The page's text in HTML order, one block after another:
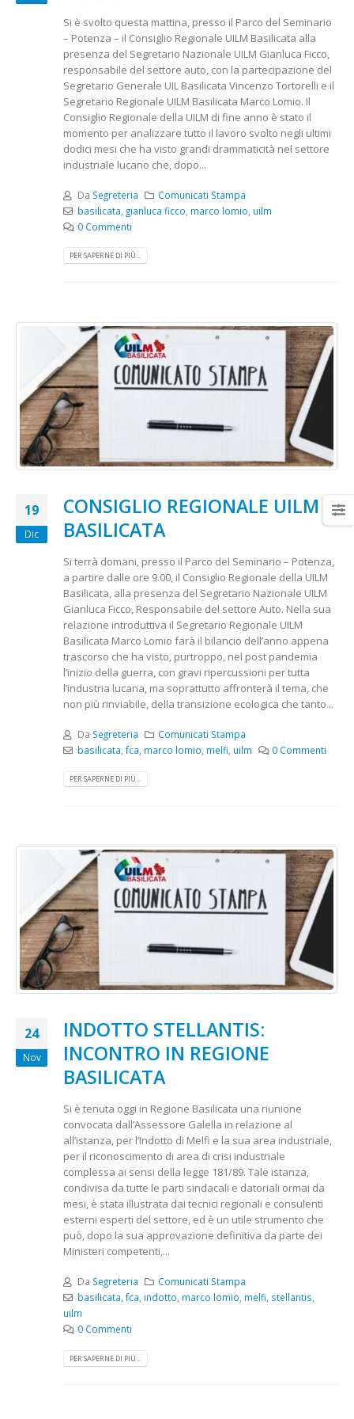
Si è svolto questa mattina, presso il Parco del Seminario
– Potenza – il Consiglio Regionale UILM Basilicata alla
presenza del Segretario Nazionale UILM Gianluca Ficco,
responsabile del settore auto, con la partecipazione del
Segretario Generale UIL Basilicata Vincenzo Tortorelli e il
Segretario Regionale UILM Basilicata Marco Lomio. Il
Consiglio Regionale della UILM di fine anno è stato il
momento per analizzare tutto il lavoro svolto negli ultimi
dodici mesi che ha visto grandi drammaticità nel settore
industriale lucano che, dopo...
Da Segreteria
Comunicati Stampa
basilicata gianluca ficco marco lomio uilm
0 Commenti
PER SAPERNE DI PIÙ...
19
Dic
CONSIGLIO REGIONALE UILM
BASILICATA
Si terrà domani, presso il Parco del Seminario – Potenza,
a partire dalle ore 9.00, il Consiglio Regionale della UILM
Basilicata, alla presenza del Segretario Nazionale UILM
Gianluca Ficco, Responsabile del settore Auto. Nella sua
relazione introduttiva il Segretario Regionale UILM
Basilicata Marco Lomio farà il bilancio dell’anno appena
trascorso che ha visto, purtroppo, nel post pandemia
l’inizio della guerra, con gravi ripercussioni per tutta
l’industria lucana, ma soprattutto affronterà il tema, che
non più rinviabile, della transizione ecologica che tanto...
Da Segreteria
Comunicati Stampa
basilicata, fca, marco lomio, melfi, uilm 0 Commenti
PER SAPERNE DI PIÙ...
24
Nov
INDOTTO STELLANTIS:
INCONTRO IN REGIONE
BASILICATA
Si è tenuta oggi in Regione Basilicata una riunione
convocata dall’Assessore Galella in relazione al
all’istanza, per l’Indotto di Melfi e la sua area industriale,
per il riconoscimento di area di crisi industriale
complessa ai sensi della legge 181/89. Tale istanza,
condivisa da tutte le parti sindacali e datoriali ormai da
mesi, è stata illustrata dai tecnici regionali e consulenti
esterni esperti del settore, ed è un utile strumento che
può, dopo la sua approvazione definitiva da parte dei
Ministeri competenti,...
Da Segreteria
Comunicati Stampa
basilicata, fca, indotto, marco lomio, melfi, stellantis,
uilm
0 Commenti
PER SAPERNE DI PIÙ...